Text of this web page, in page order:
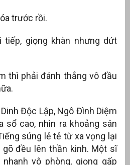
trước rồi.
tiếp, giọng khàn nhưng dứt
thì phải đánh thẳng vô đầu
Độc Lập, Ngô Đình Diệm
sổ cao, nhìn ra khoảng sân
súng lẻ tẻ từ xa vọng lại
đều lên thần kinh. Một sĩ
vô phòng, giọng gấp